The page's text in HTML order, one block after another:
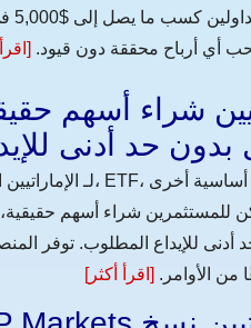
للمستثمرين شراء أسهم
للإيداع المطلوب. توفر
[اقرأ أكثر]